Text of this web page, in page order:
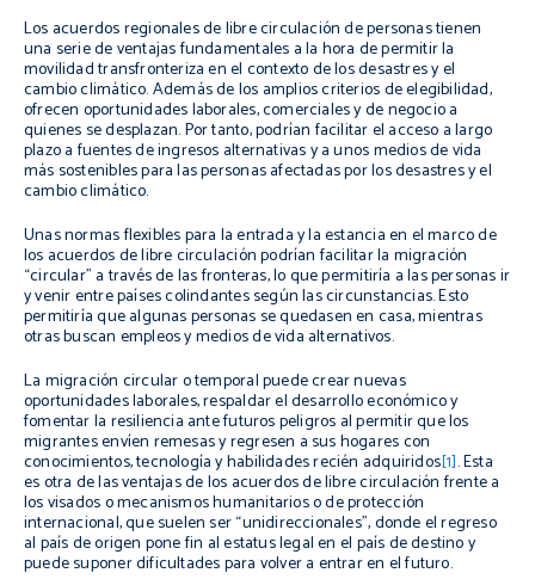
Los acuerdos regionales de libre circulación de personas tienen
una serie de ventajas fundamentales a la hora de permitir la
movilidad transfronteriza en el contexto de los desastres y el
cambio climático. Además de los amplios criterios de elegibilidad,
ofrecen oportunidades laborales, comerciales y de negocio a
quienes se desplazan. Por tanto, podrían facilitar el acceso a largo
plazo a fuentes de ingresos alternativas y a unos medios de vida
más sostenibles para las personas afectadas por los desastres y el
cambio climático.
Unas normas flexibles para la entrada y la estancia en el marco de
los acuerdos de libre circulación podrían facilitar la migración
“circular” a través de las fronteras, lo que permitiría a las personas ir
y venir entre países colindantes según las circunstancias. Esto
permitiría que algunas personas se quedasen en casa, mientras
otras buscan empleos y medios de vida alternativos.
La migración circular o temporal puede crear nuevas
oportunidades laborales, respaldar el desarrollo económico y
fomentar la resiliencia ante futuros peligros al permitir que los
migrantes envíen remesas y regresen a sus hogares con
conocimientos, tecnología y habilidades recién adquiridos[1]. Esta
es otra de las ventajas de los acuerdos de libre circulación frente a
los visados o mecanismos humanitarios o de protección
internacional, que suelen ser “unidireccionales”, donde el regreso
al país de origen pone fin al estatus legal en el país de destino y
puede suponer dificultades para volver a entrar en el futuro.